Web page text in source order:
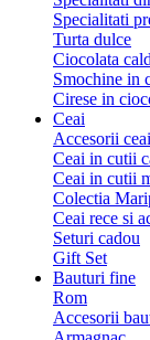
Specialitati
Turta dulce
Ciocolata
Smochine in
Cirese in
Ceai
Accesorii ceai
Ceai in cutii
Ceai in cutii
Colectia
Ceai rece si
Seturi cadou
Gift Set
Bauturi fine
Rom
Accesorii